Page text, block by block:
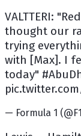
VALTTERI:
thought our
trying
with [Max]. I
today"
— Formula 1